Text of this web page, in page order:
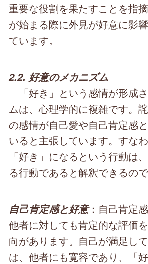
重要な役割を果たすことを指
が始まる際に外見が好意に影
ています。
2.2. 好意のメカニズム
「好き」という感情が形成
ムは、心理学的に複雑です。
の感情が自己愛や自己肯定感
いると主張しています。すな
「好き」になるという行動は
る行動であると解釈できるので
自己肯定感と好意：自己肯定
他者に対しても肯定的な評価
向があります。自己が満足し
は、他者にも寛容であり、「